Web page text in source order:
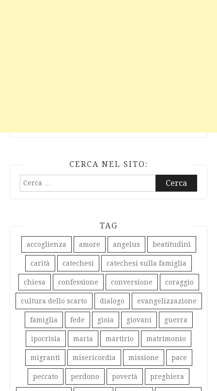
CERCA NEL SITO:
Ricerca
per:
TAG
accoglienza amore angelus beatitudini
carità catechesi catechesi sulla famiglia
chiesa confessione conversione coraggio
cultura dello scarto dialogo evangelizzazione
famiglia fede gioia giovani guerra
ipocrisia maria martirio matrimonio
migranti misericordia missione pace
peccato perdono povertà preghiera